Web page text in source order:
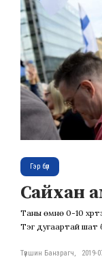
Гэр бүл
Сайхан
Таны өмнө 0-10
Тэг дугаартай шат
Түвшин Банзрагч, 2019-